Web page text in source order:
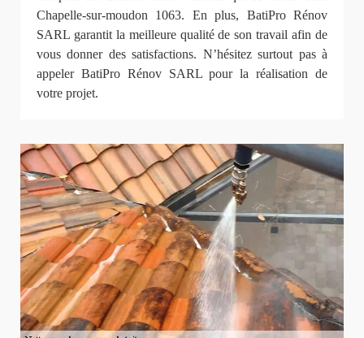
Chapelle-sur-moudon 1063. En plus, BatiPro Rénov
SARL garantit la meilleure qualité de son travail afin de
vous donner des satisfactions. N’hésitez surtout pas à
appeler BatiPro Rénov SARL pour la réalisation de
votre projet.